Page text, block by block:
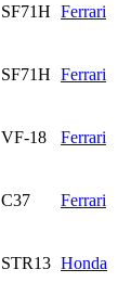
SF71H Ferrari
SF71H Ferrari
VF-18 Ferrari
C37 Ferrari
STR13 Honda